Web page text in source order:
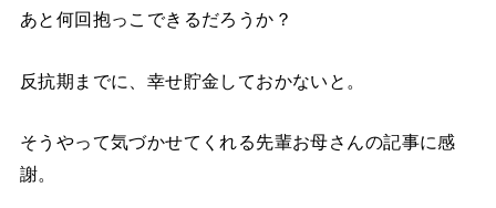
あと何回抱っこできるだろうか？
反抗期までに、幸せ貯金しておかないと。
そうやって気づかせてくれる先輩お母さんの記事に感
謝。